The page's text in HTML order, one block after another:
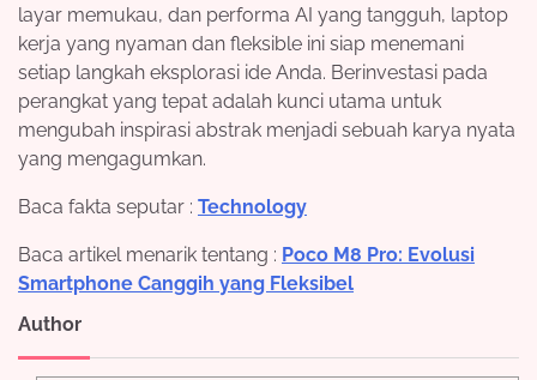
layar memukau, dan performa AI yang tangguh, laptop
kerja yang nyaman dan fleksible ini siap menemani
setiap langkah eksplorasi ide Anda. Berinvestasi pada
perangkat yang tepat adalah kunci utama untuk
mengubah inspirasi abstrak menjadi sebuah karya nyata
yang mengagumkan.
Baca fakta seputar : Technology
Baca artikel menarik tentang : Poco M8 Pro: Evolusi
Smartphone Canggih yang Fleksibel
Author